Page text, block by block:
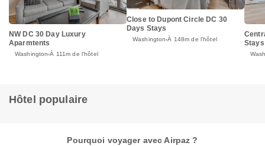
NW DC 30 Day Luxury
Aparmtents
Washington À 111m de l'hôtel
Close to Dupont Circle DC 30
Days Stays
Washington À 148m de l'hôtel
Stays
Hôtel populaire
Pourquoi voyager avec Airpaz ?